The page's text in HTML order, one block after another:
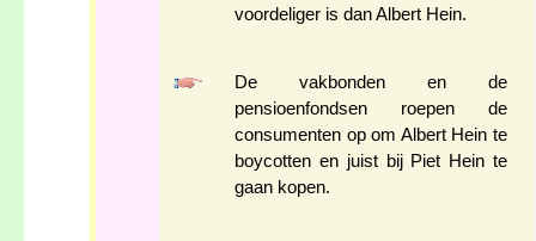
voordeliger is dan Albert Hein.
De vakbonden en de
pensioenfondsen roepen de
consumenten op om Albert Hein te
boycotten en juist bij Piet Hein te
gaan kopen.